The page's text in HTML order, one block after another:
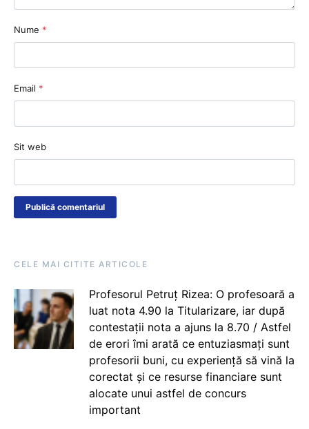
Nume *
Email *
Sit web
CELE MAI CITITE ARTICOLE
Profesorul Petruț Rizea: O profesoară a
luat nota 4.90 la Titularizare, iar după
contestații nota a ajuns la 8.70 / Astfel
de erori îmi arată ce entuziasmați sunt
profesorii buni, cu experiență să vină la
corectat și ce resurse financiare sunt
alocate unui astfel de concurs
important